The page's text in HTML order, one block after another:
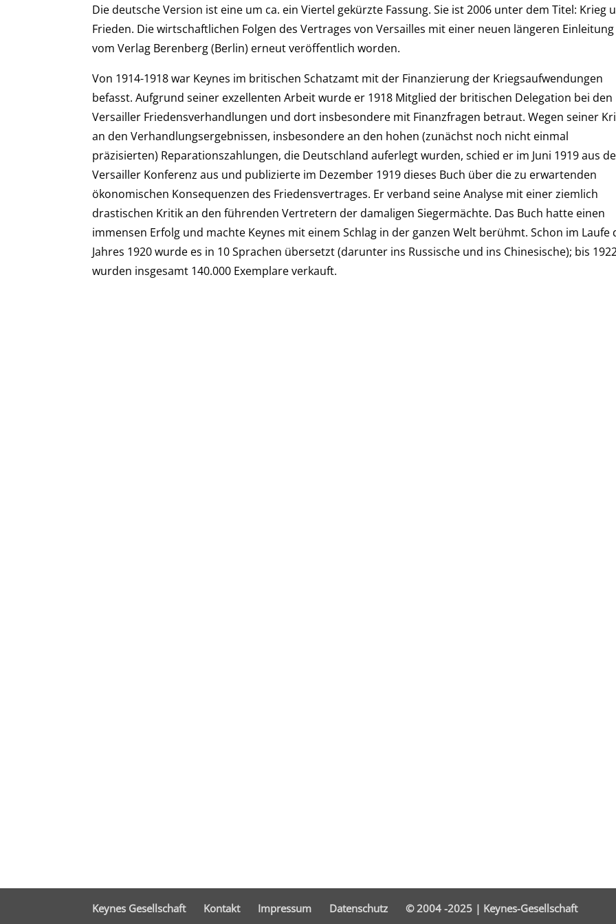
Die deutsche Version ist eine um ca. ein Viertel gekürzte Fassung. Sie ist 2006 unter dem Titel: Krieg
Frieden. Die wirtschaftlichen Folgen des Vertrages von Versailles mit einer neuen längeren Einleitung
vom Verlag Berenberg (Berlin) erneut veröffentlich worden.
Von 1914-1918 war Keynes im britischen Schatzamt mit der Finanzierung der Kriegsaufwendungen
befasst. Aufgrund seiner exzellenten Arbeit wurde er 1918 Mitglied der britischen Delegation bei den
Versailler Friedensverhandlungen und dort insbesondere mit Finanzfragen betraut. Wegen seiner
an den Verhandlungsergebnissen, insbesondere an den hohen (zunächst noch nicht einmal
präzisierten) Reparationszahlungen, die Deutschland auferlegt wurden, schied er im Juni 1919 aus
Versailler Konferenz aus und publizierte im Dezember 1919 dieses Buch über die zu erwartenden
ökonomischen Konsequenzen des Friedensvertrages. Er verband seine Analyse mit einer ziemlich
drastischen Kritik an den führenden Vertretern der damaligen Siegermächte. Das Buch hatte einen
immensen Erfolg und machte Keynes mit einem Schlag in der ganzen Welt berühmt. Schon im Laufe
Jahres 1920 wurde es in 10 Sprachen übersetzt (darunter ins Russische und ins Chinesische); bis
wurden insgesamt 140.000 Exemplare verkauft.
Keynes Gesellschaft Kontakt Impressum Datenschutz © 2004 -2025 | Keynes-Gesellschaft